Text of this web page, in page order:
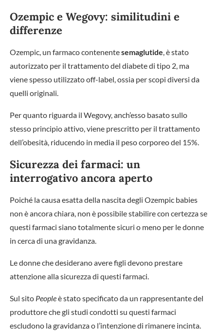
Ozempic e Wegovy: similitudini e
differenze
Ozempic, un farmaco contenentesemaglutide, è stato
autorizzato per il trattamento del diabete di tipo 2, ma
viene spesso utilizzato off-label, ossia per scopi diversi da
quelli originali.
Per quanto riguarda il Wegovy, anch’esso basato sullo
stesso principio attivo, viene prescritto per il trattamento
dell’obesità, riducendo in media il peso corporeo del 15%.
Sicurezza dei farmaci: un
interrogativo ancora aperto
Poiché la causa esatta della nascita degli Ozempic babies
non è ancora chiara, non è possibile stabilire con certezza se
questi farmaci siano totalmente sicuri o meno per le donne
in cerca di una gravidanza.
Le donne che desiderano avere figli devono prestare
attenzione alla sicurezza di questi farmaci.
Sul sito Peopleè stato specificato da un rappresentante del
produttore che gli studi condotti su questi farmaci
escludono la gravidanza o l’intenzione di rimanere incinta.